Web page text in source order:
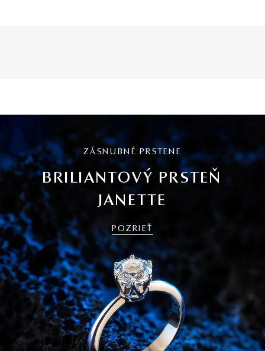
ZÁSNUBNÉ PRSTENE
BRILIANTOVÝ PRSTEŇ
JANETTE
POZRIEŤ